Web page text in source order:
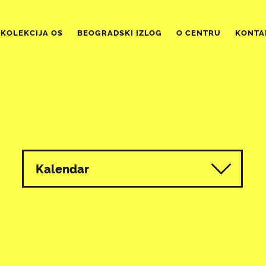
KOLEKCIJA OS BEOGRADSKI IZLOG O CENTRU
Kalendar